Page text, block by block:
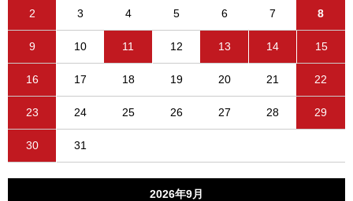
2 3 4 5 6 7 8
9 10 11 12 13 14 15
16 17 18 19 20 21 22
23 24 25 26 27 28 29
30 31
2026年9月